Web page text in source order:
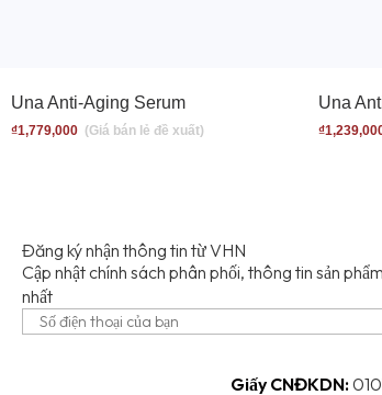
Una Anti-Aging Serum
₫1,779,000
Una
₫
Đăng ký nhận thông tin từ VHN
Cập nhật chính sách phân phối, thông tin sản
nhất
Giấy CNĐKDN: